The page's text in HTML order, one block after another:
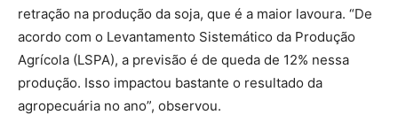
retração na produção da soja, que é a maior lavoura. “De
acordo com o Levantamento Sistemático da Produção
Agrícola (LSPA), a previsão é de queda de 12% nessa
produção. Isso impactou bastante o resultado da
agropecuária no ano”, observou.